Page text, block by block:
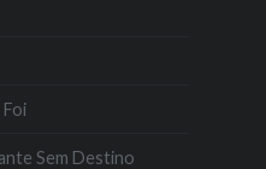
Sem Destino